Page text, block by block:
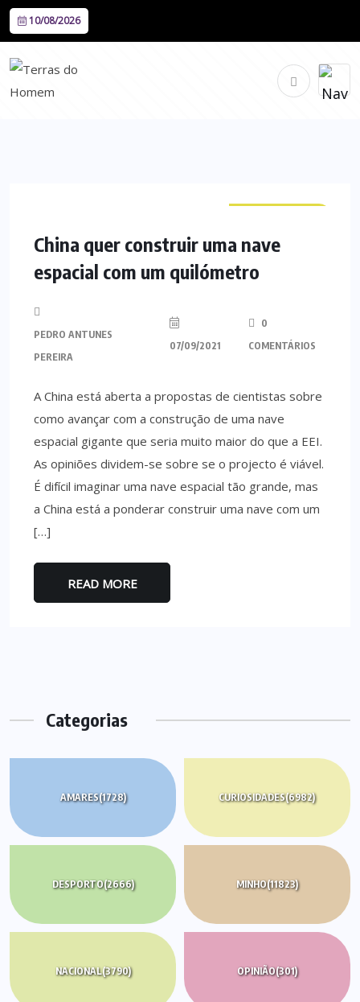
10/08/2026
China quer construir uma nave
espacial com um quilómetro
PEDRO ANTUNES
PEREIRA
07/09/2021
0
COMENTÁRIOS
A China está aberta a propostas de cientistas sobre
como avançar com a construção de uma nave
espacial gigante que seria muito maior do que a EEI.
As opiniões dividem-se sobre se o projecto é viável.
É difícil imaginar uma nave espacial tão grande, mas
a China está a ponderar construir uma nave com um
[…]
READ MORE
Categorias
AMARES(1728) CURIOSIDADES(6982)
DESPORTO(2666) MINHO(11823)
NACIONAL(3790) OPINIÃO(301)